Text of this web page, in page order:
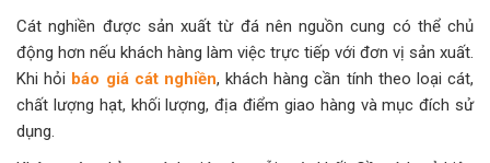
Cát nghiền được sản xuất từ đá nên nguồn cung có thể chủ
động hơn nếu khách hàng làm việc trực tiếp với đơn vị sản xuất.
Khi hỏi báo giá cát nghiền, khách hàng cần tính theo loại cát,
chất lượng hạt, khối lượng, địa điểm giao hàng và mục đích sử
dụng.